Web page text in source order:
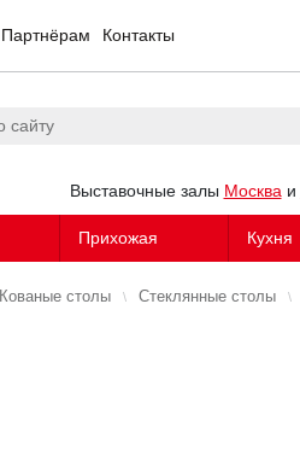
Партнёрам Контакты
Выставочные залы Москва и
Прихожая Кухня
Кованые столы Стеклянные столы